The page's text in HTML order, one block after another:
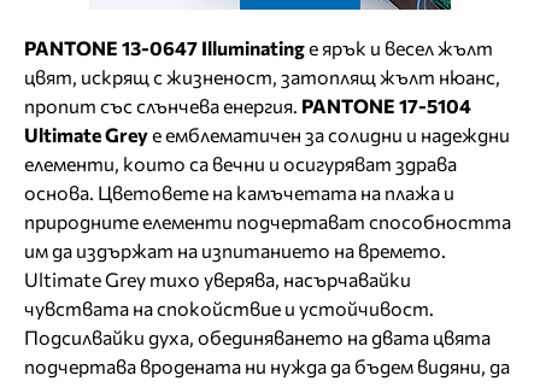
PANTONE 13-0647 Illuminatingе ярък и весел жълт
цвят, искрящ с жизненост, затоплящ жълт нюанс,
пропит със слънчева енергия. PANTONE 17-5104
Ultimate Greyе емблематичен за солидни и надеждни
елементи, които са вечни и осигуряват здрава
основа. Цветовете на камъчетата на плажа и
природните елементи подчертават способността
им да издържат на изпитанието на времето.
Ultimate Grey тихо уверява, насърчавайки
чувствата на спокойствие и устойчивост.
Подсилвайки духа, обединяването на двата цвята
подчертава вродената ни нужда да бъдем видяни, да